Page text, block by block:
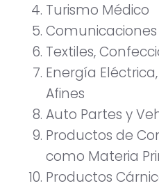
Turismo Médico
Textiles,
Energía
Afines
Auto Partes y
Productos de
como Materia
Productos